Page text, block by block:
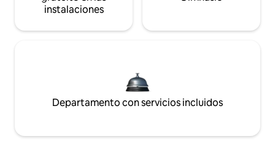
instalaciones
Departamento con servicios incluidos